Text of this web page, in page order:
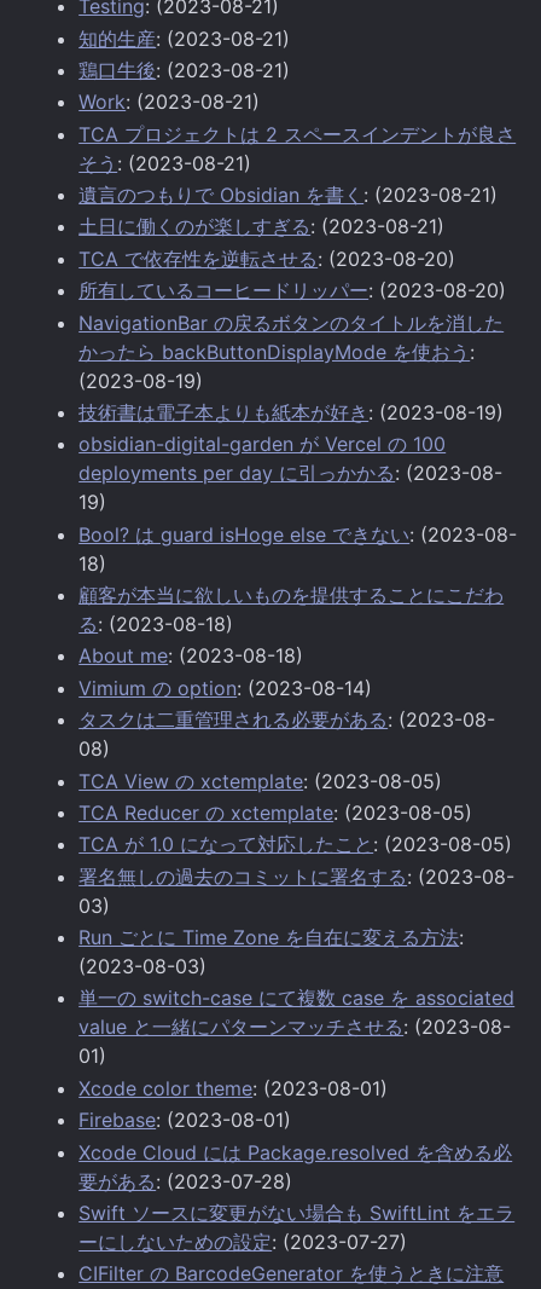
Testing: (2023-08-21)
知的生産: (2023-08-21)
鶏口牛後: (2023-08-21)
Work: (2023-08-21)
TCA プロジェクトは 2 スペースインデントが良さ
そう : (2023-08-21)
遺言のつもりで Obsidian を書く : (2023-08-21)
土日に働くのが楽しすぎる: (2023-08-21)
TCA で依存性を逆転させる: (2023-08-20)
所有しているコーヒードリッパー: (2023-08-20)
NavigationBar の戻るボタンのタイトルを消した
かったら backButtonDisplayMode を使おう :
(2023-08-19)
技術書は電子本よりも紙本が好き : (2023-08-19)
obsidian-digital-garden が Vercel の 100
deployments per day に引っかかる: (2023-08-
19)
Bool? は guard isHoge else できない: (2023-08-
18)
顧客が本当に欲しいものを提供することにこだわ
る: (2023-08-18)
About me: (2023-08-18)
Vimium の option: (2023-08-14)
タスクは二重管理される必要がある: (2023-08-
08)
TCA View の xctemplate: (2023-08-05)
TCA Reducer の xctemplate: (2023-08-05)
TCA が 1.0 になって対応したこと : (2023-08-05)
署名無しの過去のコミットに署名する: (2023-08-
03)
Run ごとに Time Zone を自在に変える方法:
(2023-08-03)
単一の switch-case にて複数 case を associated
value と一緒にパターンマッチさせる: (2023-08-
01)
Xcode color theme: (2023-08-01)
Firebase: (2023-08-01)
Xcode Cloud には Package.resolved を含める必
要がある: (2023-07-28)
Swift ソースに変更がない場合も SwiftLint をエラ
ーにしないための設定: (2023-07-27)
CIFilter の BarcodeGenerator を使うときに注意